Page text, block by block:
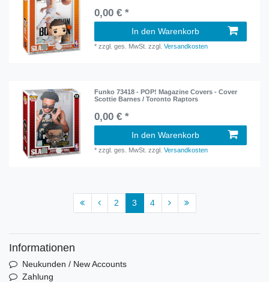
0,00 € *
In den Warenkorb
*zzgl. ges. MwSt. zzgl.Versandkosten
Funko 73418 - POP! Magazine Covers - Cover
Scottie Barnes / Toronto Raptors
0,00 € *
In den Warenkorb
*zzgl. ges. MwSt. zzgl.Versandkosten
2 3 4
Informationen
Neukunden / New Accounts
Zahlung